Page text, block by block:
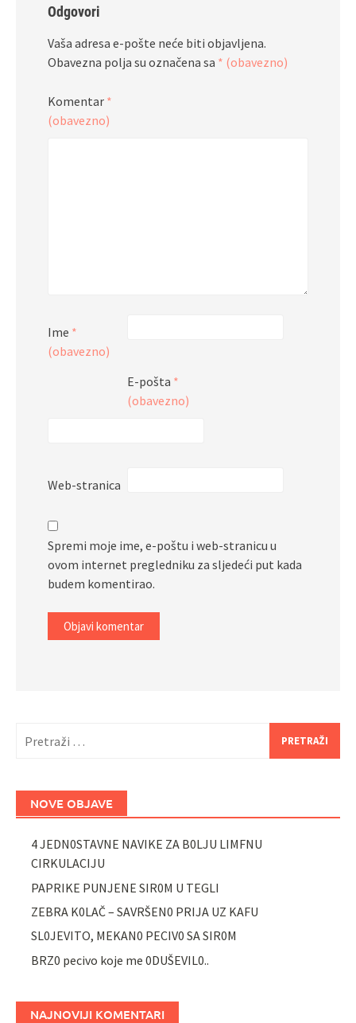
Odgovori
Vaša adresa e-pošte neće biti objavljena.
Obavezna polja su označena sa * (obavezno)
Komentar *
(obavezno)
Ime *
(obavezno)
E-pošta *
(obavezno)
Web-stranica
Spremi moje ime, e-poštu i web-stranicu u
ovom internet pregledniku za sljedeći put kada
budem komentirao.
NOVE OBJAVE
4 JEDN0STAVNE NAVIKE ZA B0LJU LIMFNU
CIRKULACIJU
PAPRIKE PUNJENE SIR0M U TEGLI
ZEBRA K0LAČ – SAVRŠEN0 PRIJA UZ KAFU
SL0JEVITO, MEKAN0 PECIV0 SA SIR0M
BRZ0 pecivo koje me 0DUŠEVIL0..
NAJNOVIJI KOMENTARI